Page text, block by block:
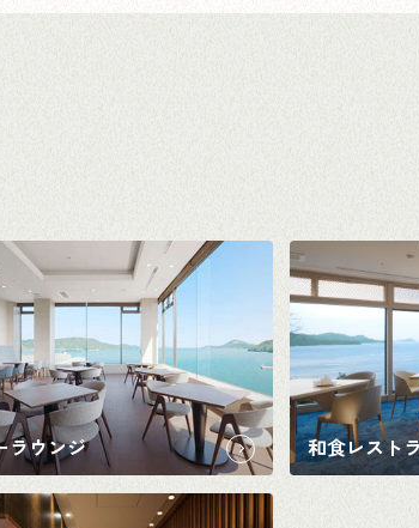
ラウンジ 和食レスト